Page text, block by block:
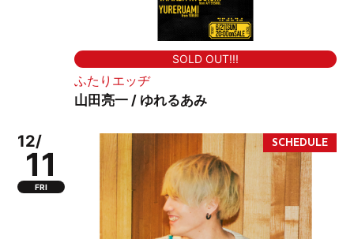
SOLD OUT!!!
ふたりエッヂ
山田亮一 / ゆれるあみ
12/
11
FRI